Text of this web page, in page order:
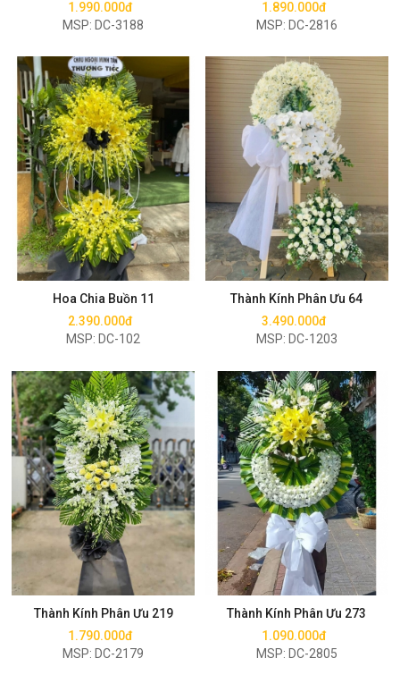
1.990.000đ
MSP: DC-3188
1.890.000đ
MSP: DC-2816
Hoa Chia Buồn 11
2.390.000đ
MSP: DC-102
Mua ngay
Thành Kính Phân Ưu 64
3.490.000đ
MSP: DC-1203
Mua ngay
Thành Kính Phân Ưu 219
1.790.000đ
MSP: DC-2179
Mua ngay
Thành Kính Phân Ưu 273
1.090.000đ
MSP: DC-2805
Mua ngay